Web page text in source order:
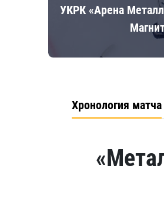
УКРК «Арена
Хронология матча